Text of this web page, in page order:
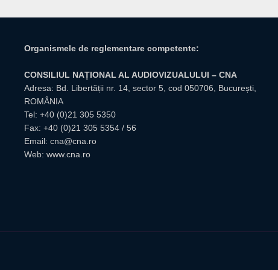
Organismele de reglementare competente:
CONSILIUL NAȚIONAL AL AUDIOVIZUALULUI – CNA
Adresa: Bd. Libertății nr. 14, sector 5, cod 050706, București,
ROMÂNIA
Tel: +40 (0)21 305 5350
Fax: +40 (0)21 305 5354 / 56
Email: cna@cna.ro
Web: www.cna.ro